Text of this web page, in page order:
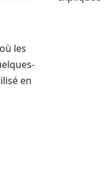
les
en